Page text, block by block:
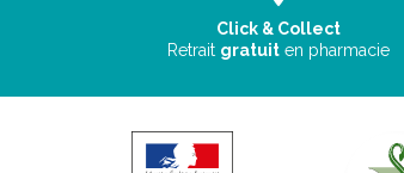
Click & Collect
Retrait gratuit en pharmacie